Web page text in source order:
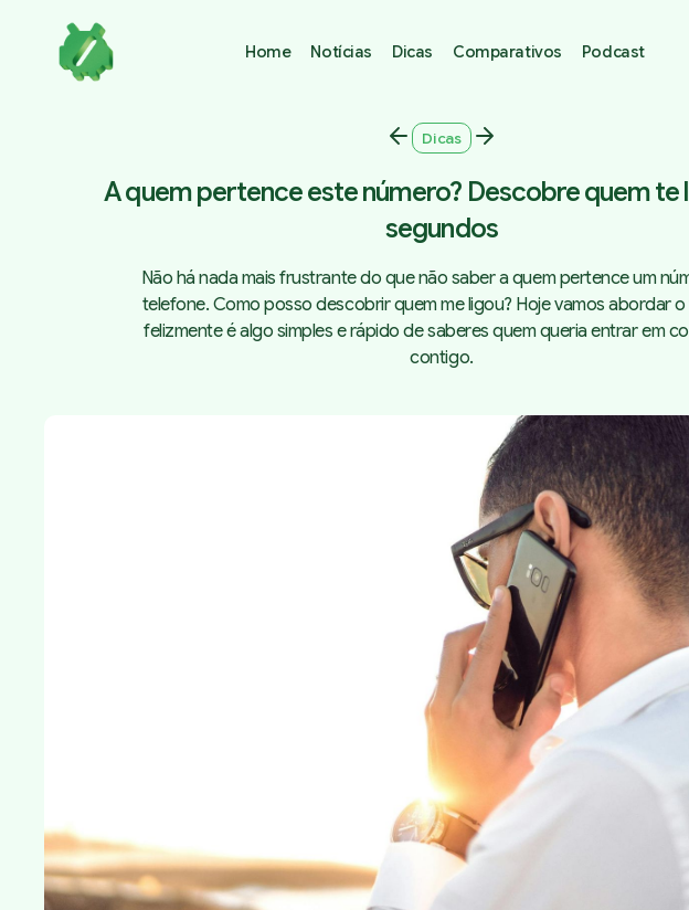
Home Notícias Dicas Comparativos Podcast
Dicas
A quem pertence este número? Descobre quem te
segundos
Não há nada mais frustrante do que não saber a quem pertence um
telefone. Como posso descobrir quem me ligou? Hoje vamos abordar
felizmente é algo simples e rápido de saberes quem queria entrar em
contigo.